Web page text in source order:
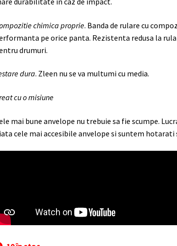
chimica proprie. Banda de rulare cu
pe orice panta. Rezistenta redusa la
drumuri.
dura. Zleen nu se va multumi cu media.
cu o misiune
mai bune anvelope nu trebuie sa fie scumpe.
cele mai accesibile anvelope si suntem